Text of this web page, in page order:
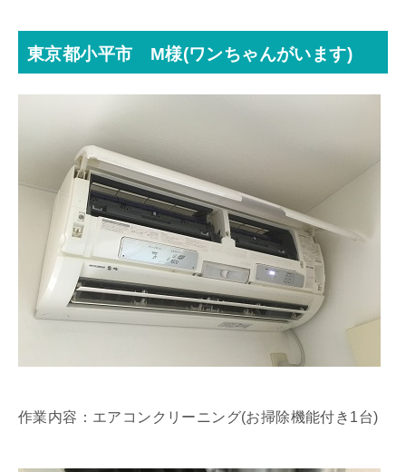
東京都小平市 M様(ワンちゃんがいます)
作業内容：エアコンクリーニング(お掃除機能付き1台)